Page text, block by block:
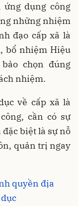
dụng công
những nhiệm
đạo cấp xã là
bổ nhiệm Hiệu
chọn đúng
nhiệm.
về cấp xã là
cần có sự
đặc biệt là sự nỗ
quản trị ngay
quyền địa